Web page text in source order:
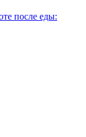
после еды: